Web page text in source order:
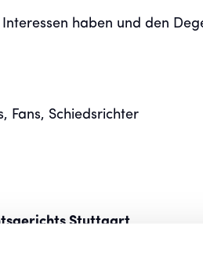
haben und den
Fans, Schiedsrichter
Stuttgart